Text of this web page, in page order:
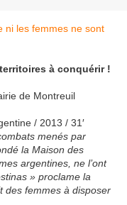
à conquérir !
de Montreuil
/ 2013 / 31′
menés par
la Maison des
argentines, ne l’ont
» proclame la
des femmes à disposer